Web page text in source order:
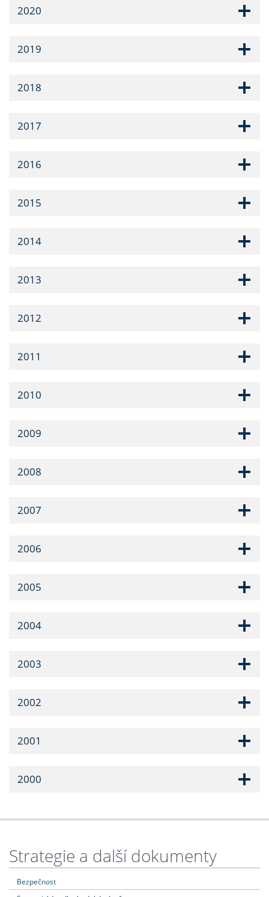
2020
2019
2018
2017
2016
2015
2014
2013
2012
2011
2010
2009
2008
2007
2006
2005
2004
2003
2002
2001
2000
Strategie a další dokumenty
Bezpečnost